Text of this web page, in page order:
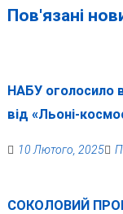
Пов'язані
НАБУ оголосило
від «Льоні-
10 Лютого, 2025
СОКОЛОВИЙ